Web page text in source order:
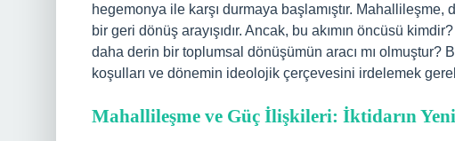
hegemonya ile karşı durmaya başlamıştır.
bir geri dönüş arayışıdır. Ancak, bu akımın öncüsü
daha derin bir toplumsal dönüşümün aracı mı
koşulları ve dönemin ideolojik çerçevesini irdelemek
Mahallileşme ve Güç İlişkileri: İktidarın